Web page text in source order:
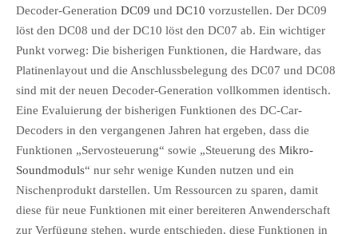
Decoder-Generation DC09 und DC10 vorzustellen. Der DC09
löst den DC08 und der DC10 löst den DC07 ab. Ein wichtiger
Punkt vorweg: Die bisherigen Funktionen, die Hardware, das
Platinenlayout und die Anschlussbelegung des DC07 und DC08
sind mit der neuen Decoder-Generation vollkommen identisch.
Eine Evaluierung der bisherigen Funktionen des DC-Car-
Decoders in den vergangenen Jahren hat ergeben, dass die
Funktionen „Servosteuerung“ sowie „Steuerung des Mikro-
Soundmoduls“ nur sehr wenige Kunden nutzen und ein
Nischenprodukt darstellen. Um Ressourcen zu sparen, damit
diese für neue Funktionen mit einer bereiteren Anwenderschaft
zur Verfügung stehen, wurde entschieden, diese Funktionen in